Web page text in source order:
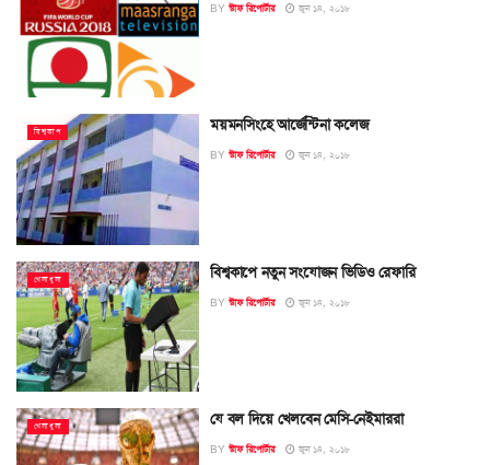
BY স্টাফ রিপোর্টার জুন ১৪, ২০১৮
বিশ্বকাপ ময়মনসিংহে আর্জেন্টিনা কলেজ
BY স্টাফ রিপোর্টার জুন ১৪, ২০১৮
খেলাধুলা বিশ্বকাপে নতুন সংযোজন ভিডিও রেফারি
BY স্টাফ রিপোর্টার জুন ১৪, ২০১৮
খেলাধুলা যে বল দিয়ে খেলবেন মেসি-নেইমাররা
BY স্টাফ রিপোর্টার জুন ১৪, ২০১৮